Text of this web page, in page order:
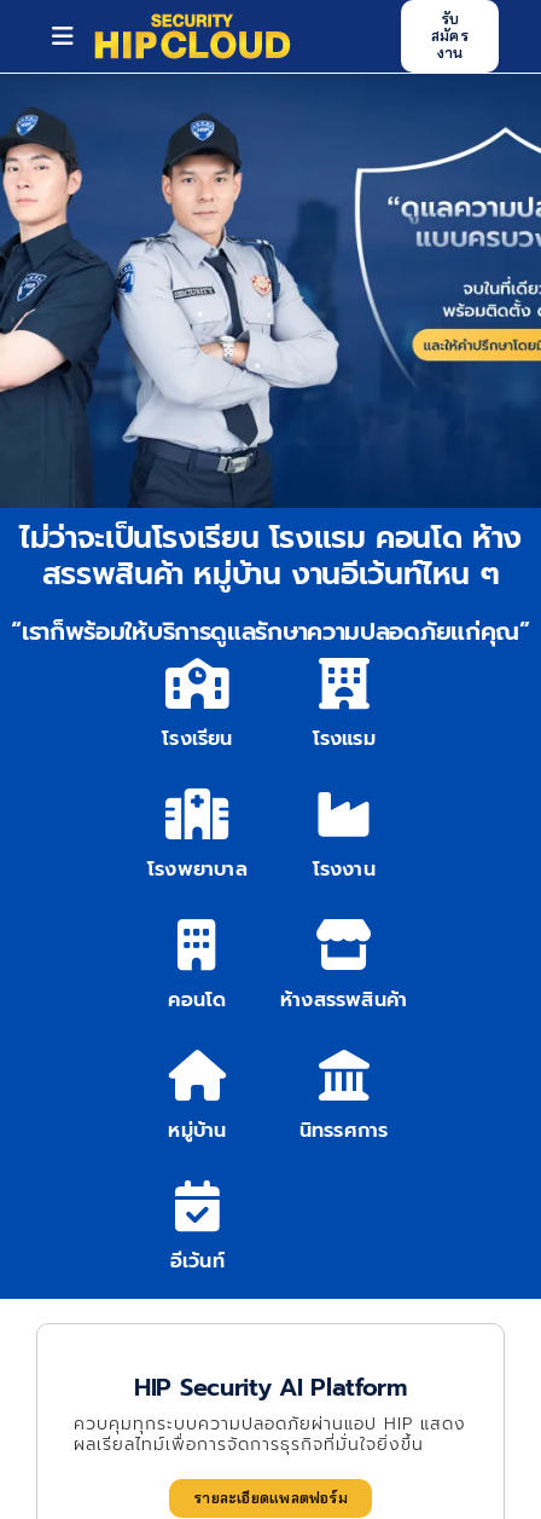
content
Toggle
หน้าหลัก
บริการของเรา
ศูนย์ฝึกอบรม
ข่าวสารและกิจกรรม
บทความ
ร่วมงานกับเรา
ติดต่อเรา
รับ
สมัคร
งาน
ไม่ว่าจะเป็นโรงเรียน โรงแรม คอนโด ห้าง
สรรพสินค้า หมู่บ้าน งานอีเว้นท์ไหน ๆ
“เราก็พร้อมให้บริการดูแลรักษาความปลอดภัยแก่คุณ”
โรงเรียน โรงแรม
โรงพยาบาล โรงงาน
คอนโด ห้างสรรพสินค้า
หมู่บ้าน นิทรรศการ
อีเว้นท์
HIP Security AI Platform
ควบคุมทุกระบบความปลอดภัยผ่านแอป HIP แสดง
ผลเรียลไทม์เพื่อการจัดการธุรกิจที่มั่นใจยิ่งขึ้น
รายละเอียดแพลตฟอร์ม